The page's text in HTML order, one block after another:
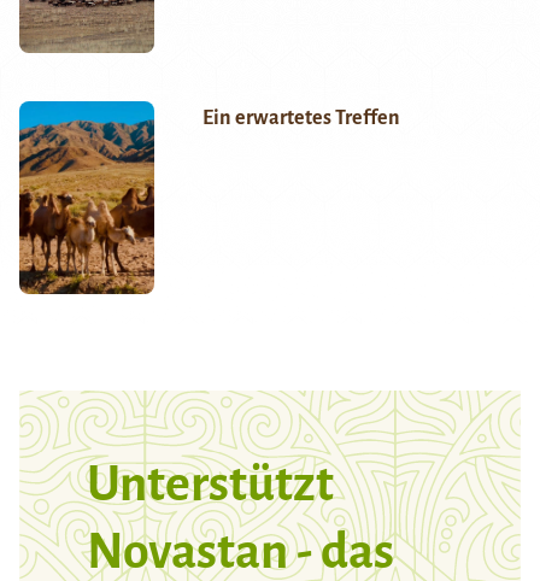
Ein erwartetes Treffen
Unterstützt
Novastan - das